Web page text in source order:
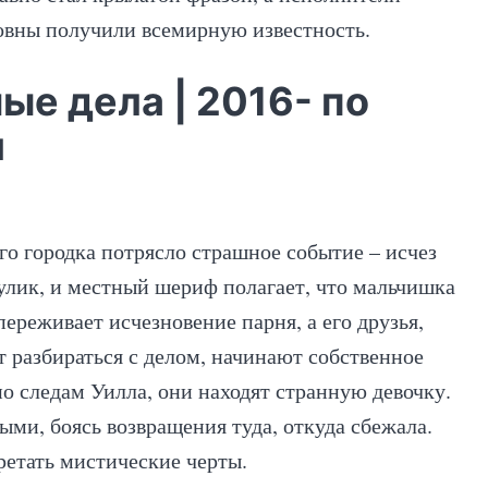
получили всемирную известность.
дела | 2016- по
потрясло страшное событие – исчез
и местный шериф полагает, что мальчишка
исчезновение парня, а его друзья,
с делом, начинают собственное
следам Уилла, они находят странную девочку.
боясь возвращения туда, откуда сбежала.
мистические черты.